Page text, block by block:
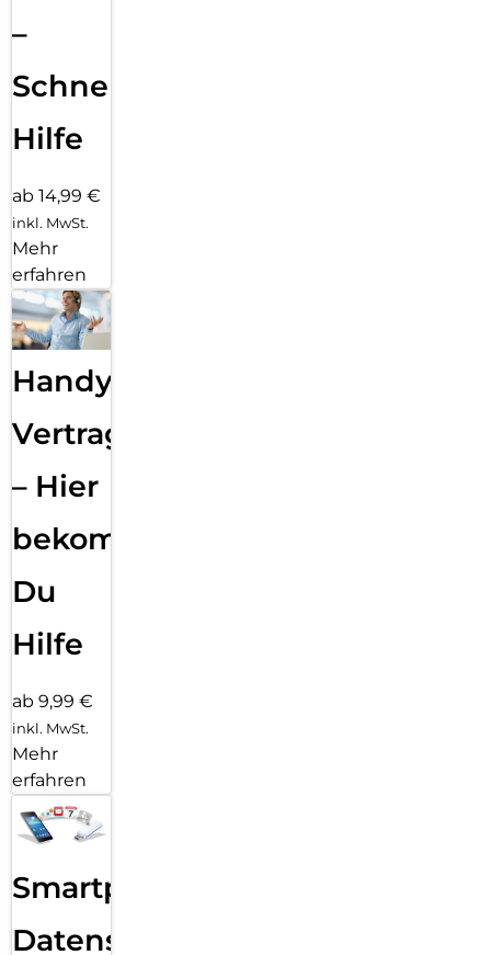
–
Schnelle
Hilfe
ab 14,99 €
inkl. MwSt.
Mehr
erfahren
Handy
Vertragsabwicklung
– Hier
bekommst
Du
Hilfe
ab 9,99 €
inkl. MwSt.
Mehr
erfahren
Smartphone
Datensicherung